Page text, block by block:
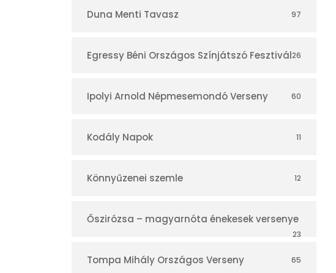
r
Duna Menti Tavasz 97
Egressy Béni Országos Színjátszó Fesztivál26
Ipolyi Arnold Népmesemondó Verseny 60
Kodály Napok 11
Könnyűzenei szemle 12
Őszirózsa – magyarnóta énekesek versenye
23
Tompa Mihály Országos Verseny 65